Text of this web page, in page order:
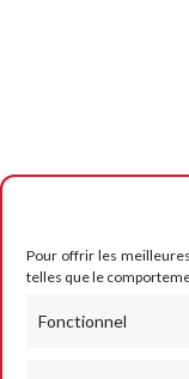
Pour offrir les
telles que le
Fonctionnel